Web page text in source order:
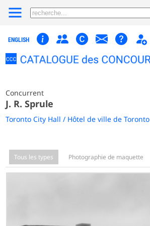
ENGLISH
Concurrent
J. R. Sprule
Toronto City Hall / Hôtel de ville de Toronto
Tous les types Photographie de maquette